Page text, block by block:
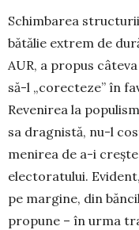
Schimbarea
bătălie extrem de
AUR, a propus
să-l „corecteze” în
Re­venirea la
sa dragnistă, nu-l
menirea de a-i
electoratului.
pe margine, din
propune – în urma